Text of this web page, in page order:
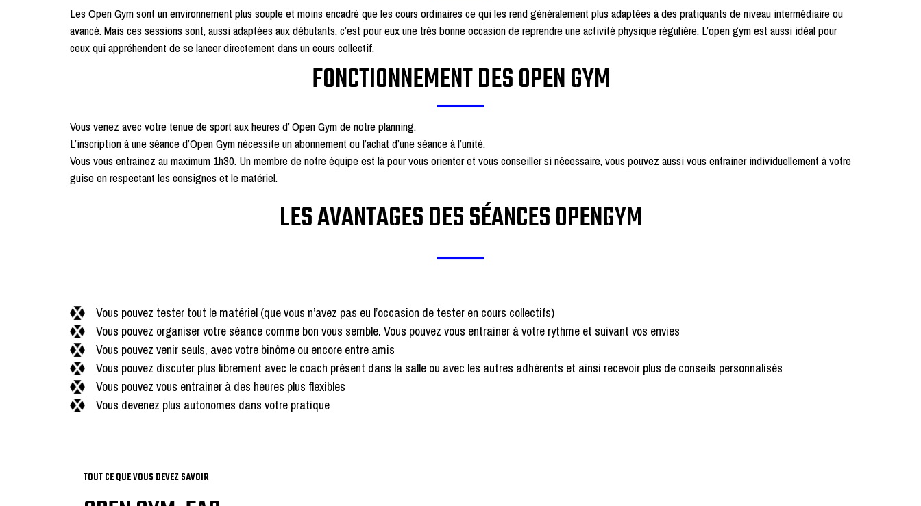
Les Open Gym sont un environnement plus souple et moins encadré que les cours ordinaires ce qui les rend généralement plus adaptées à des pratiquants de niveau intermédiaire ou
avancé. Mais ces sessions sont, aussi adaptées aux débutants, c’est pour eux une très bonne occasion de reprendre une activité physique régulière. L’open gym est aussi idéal pour
ceux qui appréhendent de se lancer directement dans un cours collectif.
FONCTIONNEMENT DES OPEN GYM
Vous venez avec votre tenue de sport aux heures d’ Open Gym de notre planning.
L’inscription à une séance d’Open Gym nécessite un abonnement ou l’achat d’une séance à l’unité.
Vous vous entrainez au maximum 1h30. Un membre de notre équipe est là pour vous orienter et vous conseiller si nécessaire, vous pouvez aussi vous entrainer individuellement à votre
guise en respectant les consignes et le matériel.
LES AVANTAGES DES SÉANCES OPENGYM
Vous pouvez tester tout le matériel (que vous n’avez pas eu l’occasion de tester en cours collectifs)
Vous pouvez organiser votre séance comme bon vous semble. Vous pouvez vous entrainer à votre rythme et suivant vos envies
Vous pouvez venir seuls, avec votre binôme ou encore entre amis
Vous pouvez discuter plus librement avec le coach présent dans la salle ou avec les autres adhérents et ainsi recevoir plus de conseils personnalisés
Vous pouvez vous entrainer à des heures plus flexibles
Vous devenez plus autonomes dans votre pratique
TOUT CE QUE VOUS DEVEZ SAVOIR